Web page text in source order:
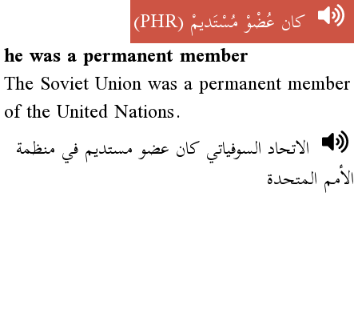
كان عُضْوْ مُسْتَديمْ(PHR)
he was a permanent member
The Soviet Union was a permanent member
of the United Nations.
الاتحاد السوفياتي كان عضو مستديم في منظمة
الأمم المتحدة